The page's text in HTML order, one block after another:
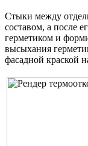
Стыки между
составом, а после
герметиком и
высыхания
фасадной краской